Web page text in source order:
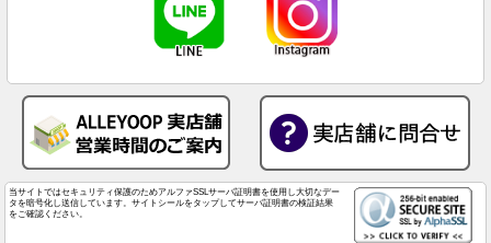
当サイトではセキュリティ保護のためアルファSSLサーバ証明書を使用し大切なデー
タを暗号化し送信しています。サイトシールをタップしてサーバ証明書の検証結果
をご確認ください。